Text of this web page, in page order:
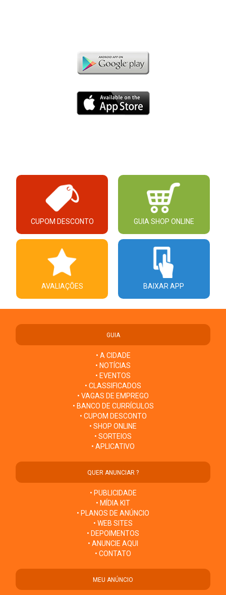
CUPOM DESCONTO GUIA SHOP ONLINE
AVALIAÇÕES BAIXAR APP
GUIA
• A CIDADE
• NOTÍCIAS
• EVENTOS
• CLASSIFICADOS
• VAGAS DE EMPREGO
• BANCO DE CURRÍCULOS
• CUPOM DESCONTO
• SHOP ONLINE
• SORTEIOS
• APLICATIVO
QUER ANUNCIAR ?
• PUBLICIDADE
• MÍDIA KIT
• PLANOS DE ANÚNCIO
• WEB SITES
• DEPOIMENTOS
• ANUNCIE AQUI
• CONTATO
MEU ANÚNCIO